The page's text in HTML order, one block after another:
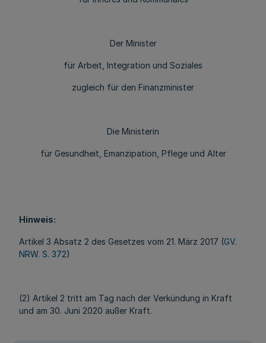
Der Minister
für Arbeit, Integration und Soziales
zugleich für den Finanzminister
Die Ministerin
für Gesundheit, Emanzipation, Pflege und Alter
Hinweis:
Artikel 3 Absatz 2 des Gesetzes vom 21. März 2017 (GV.
NRW. S. 372)
(2) Artikel 2 tritt am Tag nach der Verkündung in Kraft
und am 30. Juni 2020 außer Kraft.